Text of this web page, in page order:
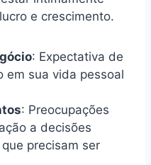
e crescimento.
: Expectativa de
em sua vida pessoal
: Preocupações
a decisões
precisam ser